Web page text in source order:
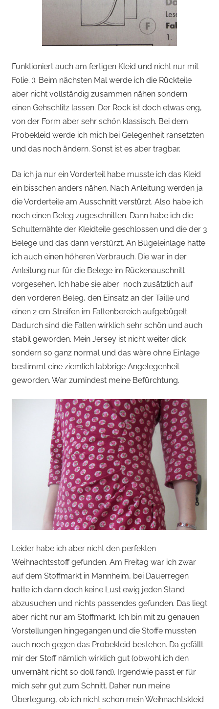
Funktioniert auch am fertigen Kleid und nicht nur mit
Folie. :). Beim nächsten Mal werde ich die Rückteile
aber nicht vollständig zusammen nähen sondern
einen Gehschlitz lassen. Der Rock ist doch etwas eng,
von der Form aber sehr schön klassisch. Bei dem
Probekleid werde ich mich bei Gelegenheit ransetzten
und das noch ändern. Sonst ist es aber tragbar.
Da ich ja nur ein Vorderteil habe musste ich das Kleid
ein bisschen anders nähen. Nach Anleitung werden ja
die Vorderteile am Ausschnitt verstürzt. Also habe ich
noch einen Beleg zugeschnitten. Dann habe ich die
Schulternähte der Kleidteile geschlossen und die der 3
Belege und das dann verstürzt. An Bügeleinlage hatte
ich auch einen höheren Verbrauch. Die war in der
Anleitung nur für die Belege im Rückenauschnitt
vorgesehen. Ich habe sie aber noch zusätzlich auf
den vorderen Beleg, den Einsatz an der Taille und
einen 2 cm Streifen im Faltenbereich aufgebügelt.
Dadurch sind die Falten wirklich sehr schön und auch
stabil geworden. Mein Jersey ist nicht weiter dick
sondern so ganz normal und das wäre ohne Einlage
bestimmt eine ziemlich labbrige Angelegenheit
geworden. War zumindest meine Befürchtung.
Leider habe ich aber nicht den perfekten
Weihnachtsstoff gefunden. Am Freitag war ich zwar
auf dem Stoffmarkt in Mannheim, bei Dauerregen
hatte ich dann doch keine Lust ewig jeden Stand
abzusuchen und nichts passendes gefunden. Das liegt
aber nicht nur am Stoffmarkt. Ich bin mit zu genauen
Vorstellungen hingegangen und die Stoffe mussten
auch noch gegen das Probekleid bestehen. Da gefällt
mir der Stoff nämlich wirklich gut (obwohl ich den
unvernäht nicht so doll fand). Irgendwie passt er für
mich sehr gut zum Schnitt. Daher nun meine
Überlegung, ob ich nicht schon mein Weihnachtskleid